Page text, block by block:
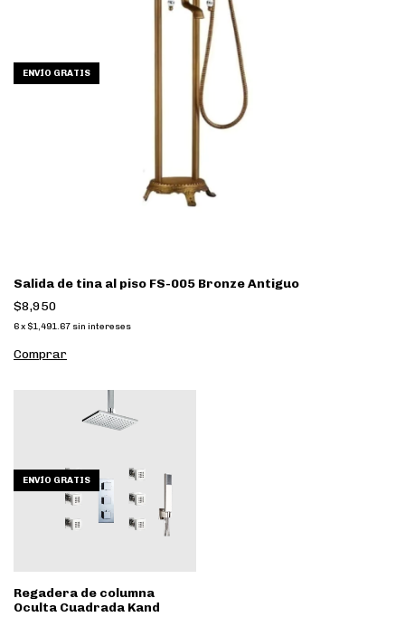
ENVÍO GRATIS
Salida de tina al piso FS-005 Bronze Antiguo
$8,950
6x $1,491.67 sin intereses
ENVÍO GRATIS
Regadera de columna
Oculta Cuadrada Kand